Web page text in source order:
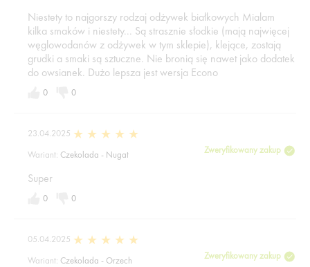
Niestety to najgorszy rodzaj odżywek białkowych Mialam
kilka smaków i niestety... Są strasznie słodkie (mają najwięcej
węglowodanów z odżywek w tym sklepie), klejące, zostają
grudki a smaki są sztuczne. Nie bronią się nawet jako dodatek
do owsianek. Dużo lepsza jest wersja Econo
0 0
23.04.2025
Zweryfikowany zakup
Wariant: Czekolada - Nugat
Super
0 0
05.04.2025
Zweryfikowany zakup
Wariant: Czekolada - Orzech